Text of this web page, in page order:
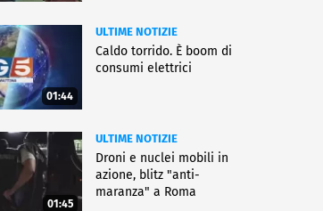
01:44
ULTIME NOTIZIE
Caldo torrido. È boom di
consumi elettrici
01:45
ULTIME NOTIZIE
Droni e nuclei mobili in
azione, blitz "anti-
maranza" a Roma